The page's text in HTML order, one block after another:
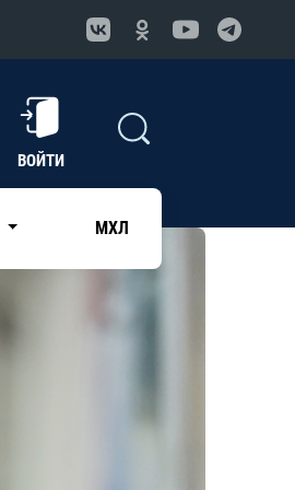
ВОЙТИ
МХЛ